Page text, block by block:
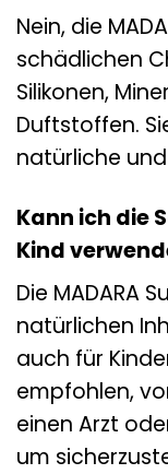
Nein, die
schädlichen
Silikonen,
Duftstoffen.
natürliche
Kann ich die
Kind
Die MADARA
natürlichen
auch für
empfohlen,
einen Arzt
um